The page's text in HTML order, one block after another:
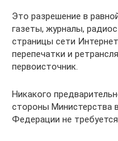
Это разрешение в
газеты, журналы,
страницы сети
перепечатки и
первоисточник.
Никакого
стороны Министерства
Федерации не